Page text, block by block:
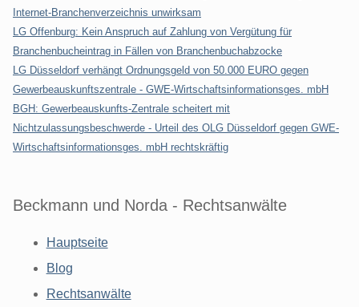
Internet-Branchenverzeichnis unwirksam
LG Offenburg: Kein Anspruch auf Zahlung von Vergütung für
Branchenbucheintrag in Fällen von Branchenbuchabzocke
LG Düsseldorf verhängt Ordnungsgeld von 50.000 EURO gegen
Gewerbeauskunftszentrale - GWE-Wirtschaftsinformationsges. mbH
BGH: Gewerbeauskunfts-Zentrale scheitert mit
Nichtzulassungsbeschwerde - Urteil des OLG Düsseldorf gegen GWE-
Wirtschaftsinformationsges. mbH rechtskräftig
Beckmann und Norda - Rechtsanwälte
Hauptseite
Blog
Rechtsanwälte